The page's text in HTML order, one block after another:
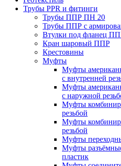
Трубы PPR и фитинги
Трубы ППР ПН 20
Трубы ППР с
Втулки под фланец
Кран шаровый ППР
Крестовины
Муфты
Муфты
с внутренней
Муфты
с наружной
Муфты
резьбой
Муфты
резьбой
Муфты
Муфты
пластик